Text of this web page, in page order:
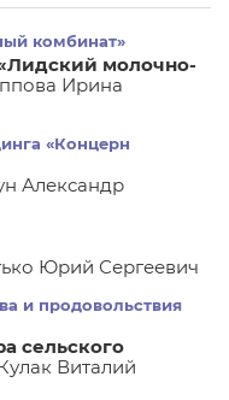
комбинат»
молочно-
Ирина
«Концерн
Александр
Юрий Сергеевич
и продовольствия
сельского
Виталий